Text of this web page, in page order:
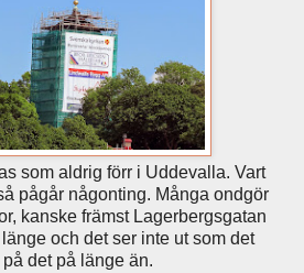
som aldrig förr i Uddevalla. Vart
pågår någonting. Många ondgör
kanske främst Lagerbergsgatan
och det ser inte ut som det
det på länge än.